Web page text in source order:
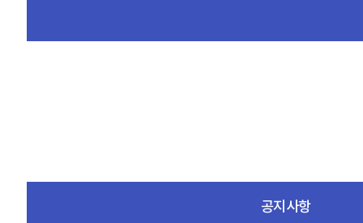
공지사항